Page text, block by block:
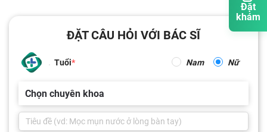
Đặt
khám
ĐẶT CÂU HỎI VỚI BÁC SĨ
Tuổi Nam Nữ
Chọn chuyên khoa